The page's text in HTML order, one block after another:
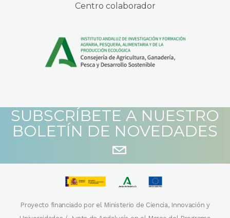
Centro colaborador
SUBSCRÍBETE A NUESTRO
BOLETÍN DE NOVEDADES
Proyecto financiado por el Ministerio de Ciencia, Innovación y